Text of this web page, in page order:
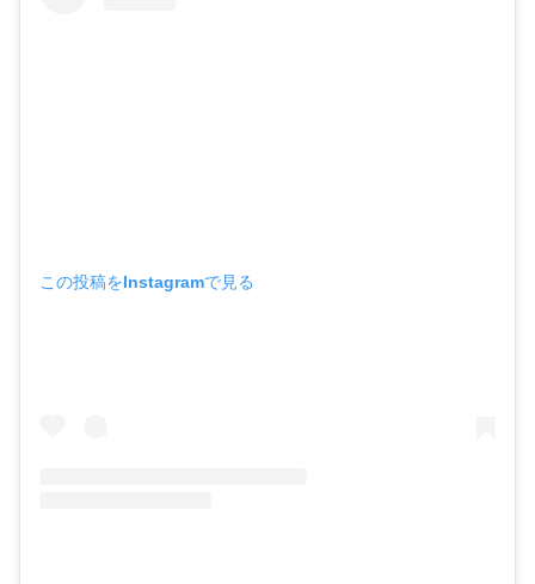
この投稿をInstagramで見る